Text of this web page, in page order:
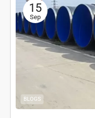
15
Sep
BLOGS